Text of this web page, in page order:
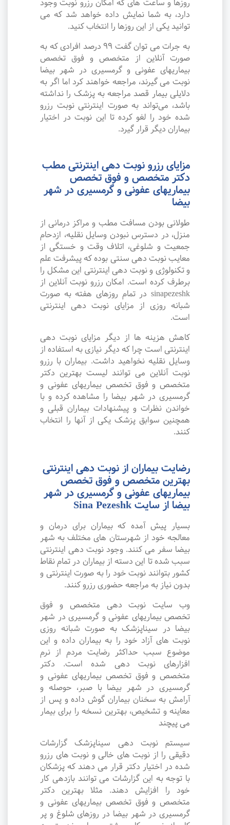
روزها و ساعت های که امکان رزرو نوبت وجود
دارد، به شما نمایش داده خواهد شد که می
توانید یکی از این روزها را انتخاب کنید.
به جرات می‌ توان گفت ۹۹ درصد افرادی که به
صورت آنلاین از متخصص و فوق تخصص
بیماریهای عفونی و گرمسیری در شهر بیضا
نوبت می گیرند، مراجعه خواهند کرد اما اگر به
دلایلی بیمار قصد مراجعه به پزشک را نداشته
باشد، می‌تواند به صورت اینترنتی نوبت رزرو
شده خود را لغو کرده تا این نوبت در اختیار
بیماران دیگر قرار گیرد.
مزایای رزرو نوبت دهی اینترنتی مطب
دکتر متخصص و فوق تخصص
بیماریهای عفونی و گرمسیری در شهر
بیضا
طولانی بودن مسافت مطب و مراکز درمانی از
منزل، در دسترس نبودن وسایل نقلیه، ازدحام
جمعیت و شلوغی، اتلاف وقت و خستگی از
معایب نوبت دهی سنتی بوده که پیشرفت علم
و تکنولوژی و نوبت دهی اینترنتی این مشکل را
برطرف کرده است. امکان رزرو نوبت آنلاین از
sinapezeshk در تمام روزهای هفته به صورت
شبانه روزی از مزایای نوبت دهی اینترنتی
است.
کاهش هزینه ها از دیگر مزایای نوبت دهی
اینترنتی است چرا که دیگر نیازی به استفاده از
وسایل نقلیه نخواهید داشت. بیماران با رزرو
نوبت آنلاین می توانند لیست بهترین دکتر
متخصص و فوق تخصص بیماریهای عفونی و
گرمسیری در شهر بیضا را مشاهده کرده و با
خواندن نظرات و پیشنهادات بیماران قبلی و
همچنین سوابق پزشک یکی از آنها را انتخاب
کنند.
رضایت بیماران از نوبت دهی اینترنتی
بهترین متخصص و فوق تخصص
بیماریهای عفونی و گرمسیری در شهر
بیضا از سایت Sina Pezeshk
بسیار پیش آمده که بیماران برای درمان و
معالجه خود از شهرستان های مختلف به شهر
بیضا سفر می کنند. وجود نوبت دهی اینترنتی
سبب شده تا این دسته از بیماران در تمام نقاط
کشور بتوانند نوبت خود را به صورت اینترنتی و
بدون نیاز به مراجعه حضوری رزرو کنند.
وب سایت نوبت دهی متخصص و فوق
تخصص بیماریهای عفونی و گرمسیری در شهر
بیضا در سیناپزشک به صورت شبانه روزی
نوبت های آزاد خود را به بیماران داده و این
موضوع سبب حداکثر رضایت مردم از نرم
افزارهای نوبت دهی شده است. دکتر
متخصص و فوق تخصص بیماریهای عفونی و
گرمسیری در شهر بیضا با صبر، حوصله و
آرامش به سخنان بیماران گوش داده و پس از
معاینه و تشخیص، بهترین نسخه را برای بیمار
می پیچند
سیستم نوبت دهی سیناپزشک گزارشات
دقیقی را از نوبت های خالی و نوبت های رزرو
شده در اختیار دکتر قرار می دهند که پزشکان
با توجه به این گزارشات می توانند بازدهی کار
خود را افزایش دهند. مثلا بهترین دکتر
متخصص و فوق تخصص بیماریهای عفونی و
گرمسیری در شهر بیضا در روزهای شلوغ و پر